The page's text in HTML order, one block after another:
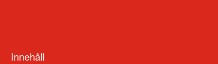
Innehåll